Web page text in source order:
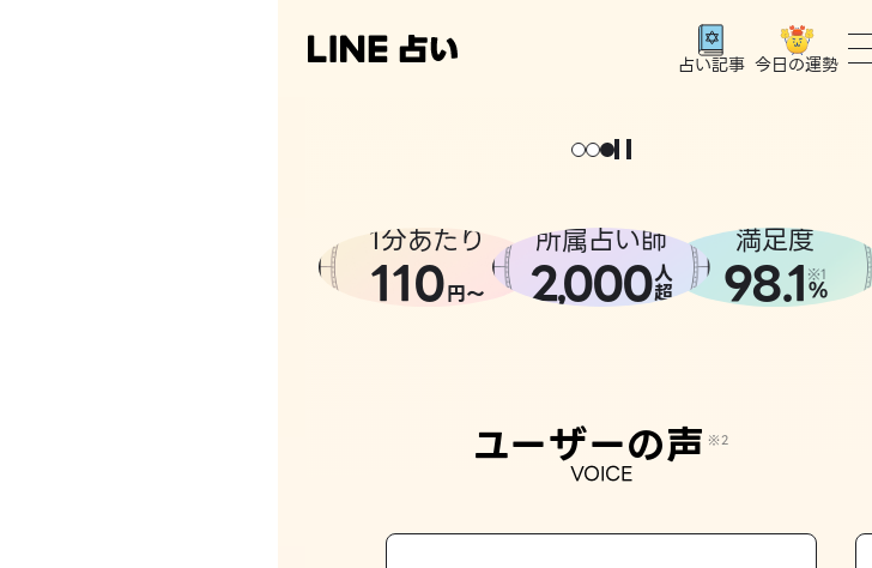
占い記事 今日の運勢
1分あたり
110円〜
所属占い師
2,000人
超
満足度
98.1 ※1
%
ユーザーの声 ※2
VOICE